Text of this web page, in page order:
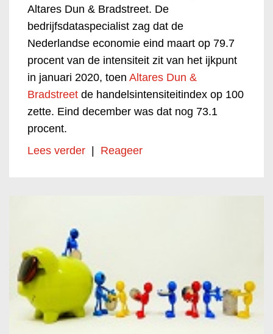
Altares Dun & Bradstreet. De
bedrijfsdataspecialist zag dat de
Nederlandse economie eind maart op 79.7
procent van de intensiteit zit van het ijkpunt
in januari 2020, toen Altares Dun &
Bradstreet de handelsintensiteitindex op 100
zette. Eind december was dat nog 73.1
procent.
Lees verder
Reageer